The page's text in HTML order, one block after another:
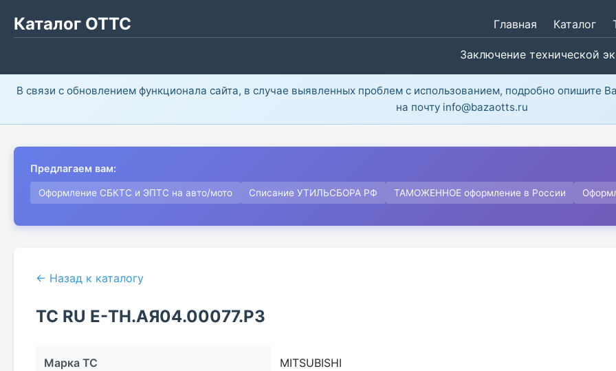
Каталог ОТТС Главная Каталог
Заключение технической
В связи с обновлением функционала сайта, в случае выявленных проблем с использованием, подробно опишите
на почту info@bazaotts.ru
Предлагаем вам:
Оформление СБКТС и ЭПТС на авто/мото Списание УТИЛЬСБОРА РФ ТАМОЖЕННОЕ оформление в России
← Назад к каталогу
ТС RU Е-TH.АЯ04.00077.Р3
Марка ТС MITSUBISHI